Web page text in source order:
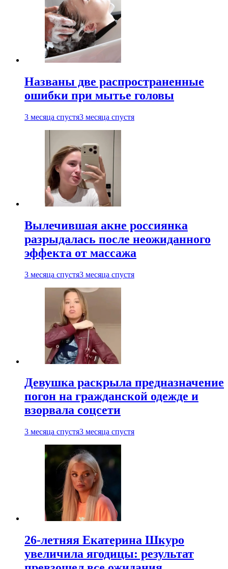
Названы две распространенные
ошибки при мытье головы
3 месяца спустя3 месяца спустя
Вылечившая акне россиянка
разрыдалась после неожиданного
эффекта от массажа
3 месяца спустя3 месяца спустя
Девушка раскрыла предназначение
погон на гражданской одежде и
взорвала соцсети
3 месяца спустя3 месяца спустя
26-летняя Екатерина Шкуро
увеличила ягодицы: результат